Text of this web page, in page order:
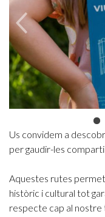
Us convidem a
per gaudir-les
Aquestes rutes
històric i cultural tot
respecte cap al